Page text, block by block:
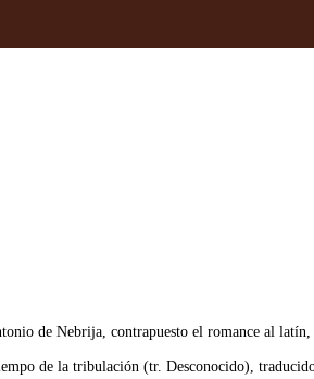
de Nebrija, contrapuesto el romance al
de la tribulación (tr. Desconocido),